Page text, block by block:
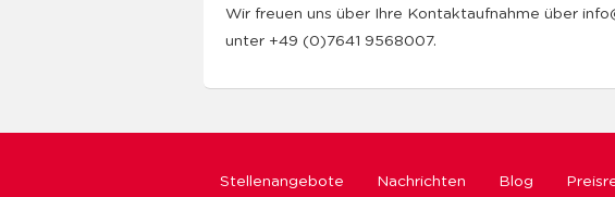
Wir freuen uns über Ihre Kontaktaufnahme über
unter +49 (0)7641 9568007.
Stellenangebote Nachrichten Blog